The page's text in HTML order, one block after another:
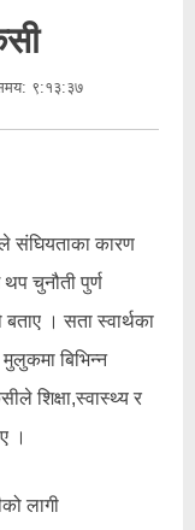
९:१३:३७
संघियताका कारण
चुनौती पुर्ण
। सता स्वार्थका
बिभिन्न
शिक्षा,स्वास्थ्य र
।
लागी